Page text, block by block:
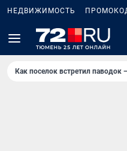
НЕДВИЖИМОСТЬ
Как поселок встретил паводок